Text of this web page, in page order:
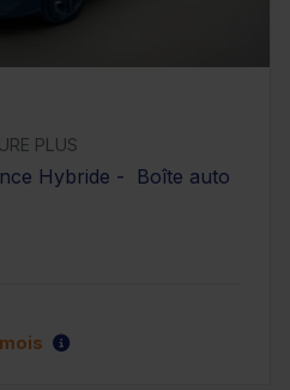
PLUS
Hybride - Boîte auto